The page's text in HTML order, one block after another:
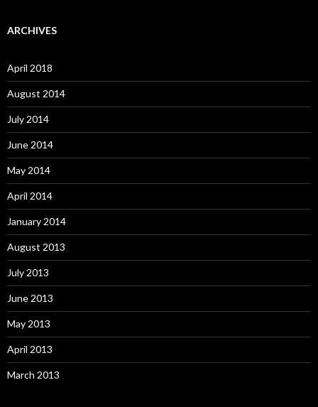
ARCHIVES
April 2018
August 2014
July 2014
June 2014
May 2014
April 2014
January 2014
August 2013
July 2013
June 2013
May 2013
April 2013
March 2013